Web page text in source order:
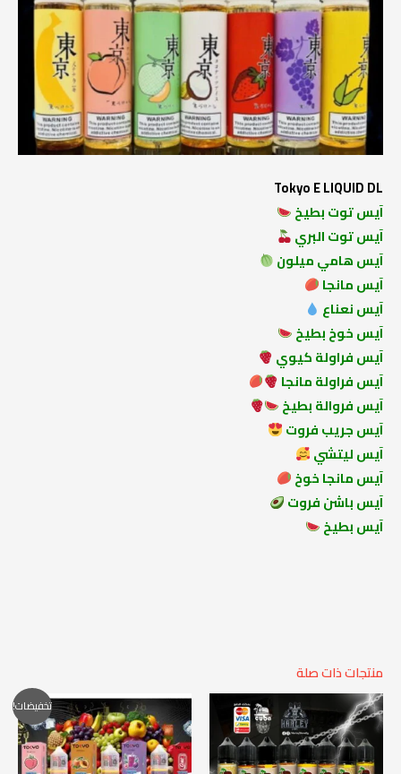
Tokyo E LIQUID DL
آيس توت بطيخ
آيس توت البري
آيس هامي ميلون
آيس مانجا
آيس نعناع
آيس خوخ بطيخ
آيس فراولة كيوي
آيس فراولة مانجا
آيس فروالة بطيخ
آيس جريب فروت
آيس ليتشي
آيس مانجا خوخ
آيس باشن فروت
آيس بطيخ
منتجات ذات صلة
تخفيضات!